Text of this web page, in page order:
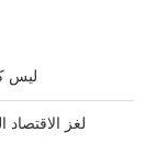
ليس
لغز